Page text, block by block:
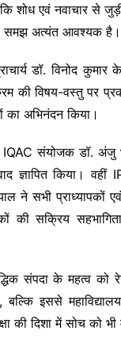
शोध एवं नवाचार से
समझ अत्यंत आवश्यक है।
डॉ. विनोद कुमार
की विषय-वस्तु पर
का अभिनंदन किया।
IQAC संयोजक डॉ. अंजु
ज्ञापित किया।
ने सभी प्राध्यापकों
की सक्रिय
संपदा के महत्व को
इससे
की दिशा में सोच को भी